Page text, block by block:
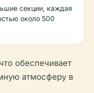
секции, каждая
около 500
обеспечивает
атмосферу в